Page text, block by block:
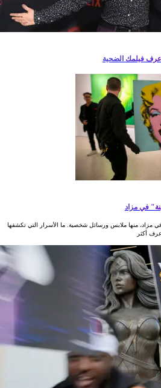
فيلمك الضحية
في مزاد
منها ملابس ورسائل شخصية. ما الأسرار التي تكشفها
أكثر